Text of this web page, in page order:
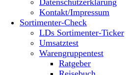
Datenschutzerklärung
Kontakt/Impressum
Sortimenter-Check
LDs Sortimenter-Ticker
Umsatztest
Warengruppentest
Ratgeber